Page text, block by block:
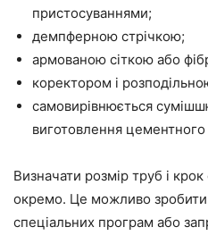
пристосуваннями;
демпферною стрічкою;
армованою сіткою або
коректором і
самовирівнюється
виготовлення цементного
Визначати розмір труб і
окремо. Це можливо
спеціальних програм або